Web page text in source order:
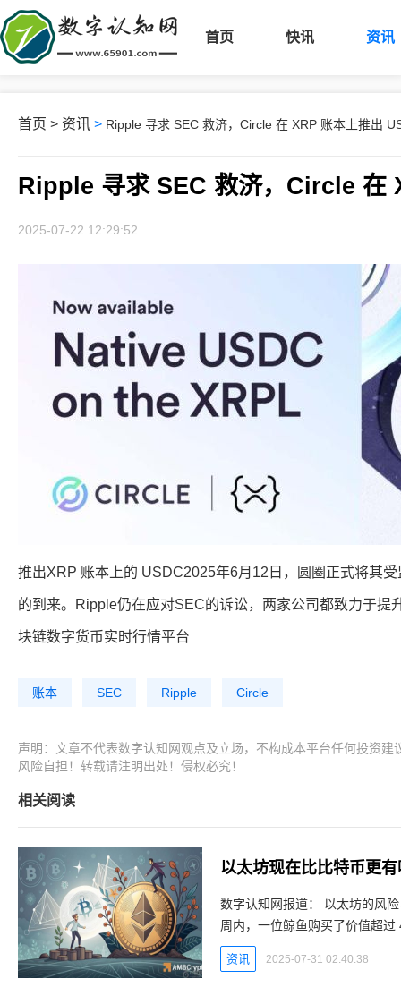
首页 快讯 资讯
首页 > 资讯 > Ripple 寻求 SEC 救济，Circle 在 XRP 账本上推出
Ripple 寻求 SEC 救济，Circle 在
2025-07-22 12:29:52
推出XRP 账本上的 USDC2025年6月12日，圆圈正式将其
的到来。Ripple仍在应对SEC的诉讼，两家公司都致力于提
块链数字货币实时行情平台
账本 SEC Ripple Circle
声明：文章不代表数字认知网观点及立场，不构成本平台任何投资
风险自担！转载请注明出处！侵权必究！
相关阅读
以太坊现在比比特币更
数字认知网报道： 以太坊的风险与回报实际上比比特币更具吸引力。 由于风险降低，过去两
周内，一位鲸鱼购买了价值超过 4.35 亿美元的 ETH
幅抛售之后，金价反弹至 2,500
资讯 2025-07-31 02:40:38